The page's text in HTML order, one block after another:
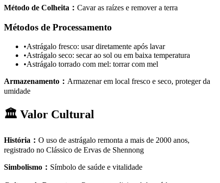
Método de Colheita ： Cavar as raízes e remover a terra
Métodos de Processamento
•Astrágalo fresco: usar diretamente após lavar
•Astrágalo seco: secar ao sol ou em baixa temperatura
•Astrágalo torrado com mel: torrar com mel
Armazenamento ： Armazenar em local fresco e seco, proteger da
umidade
🏛️ Valor Cultural
História ： O uso de astrágalo remonta a mais de 2000 anos,
registrado no Clássico de Ervas de Shennong
Simbolismo ： Símbolo de saúde e vitalidade